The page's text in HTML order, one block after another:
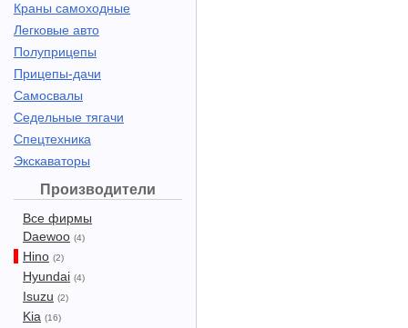
Краны самоходные
Легковые авто
Полуприцепы
Прицепы-дачи
Самосвалы
Седельные тягачи
Спецтехника
Экскаваторы
Производители
Все фирмы
Daewoo (4)
Hino (2)
Hyundai (4)
Isuzu (2)
Kia (16)